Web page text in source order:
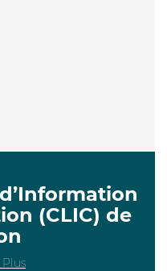
(CLIC) de
Plus